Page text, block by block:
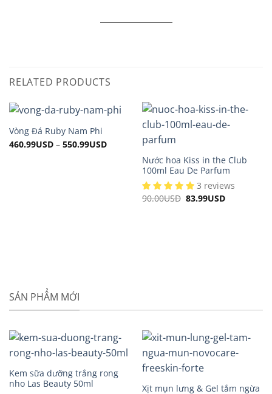
RELATED PRODUCTS
Vòng Đá Ruby Nam Phi
460.99USD– 550.99USD
Nước hoa Kiss in the Club
100ml Eau De Parfum
3 reviews
90.00USD Original
83.99USDCurrent
SẢN PHẨM MỚI
Kem sữa dưỡng trắng rong
nho Las Beauty 50ml
Xịt mụn lưng & Gel tắm ngừa